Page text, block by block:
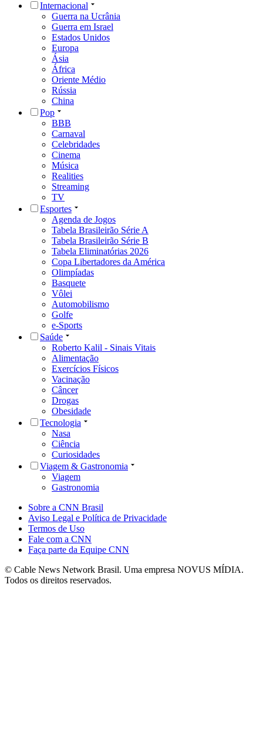
Internacional
Guerra na Ucrânia
Guerra em Israel
Estados Unidos
Europa
Ásia
África
Oriente Médio
Rússia
China
Pop
BBB
Carnaval
Celebridades
Cinema
Música
Realities
Streaming
TV
Esportes
Agenda de Jogos
Tabela Brasileirão Série A
Tabela Brasileirão Série B
Tabela Eliminatórias 2026
Copa Libertadores da América
Olimpíadas
Basquete
Vôlei
Automobilismo
Golfe
e-Sports
Saúde
Roberto Kalil - Sinais Vitais
Alimentação
Exercícios Físicos
Vacinação
Câncer
Drogas
Obesidade
Tecnologia
Nasa
Ciência
Curiosidades
Viagem & Gastronomia
Viagem
Gastronomia
Sobre a CNN Brasil
Aviso Legal e Política de Privacidade
Termos de Uso
Fale com a CNN
Faça parte da Equipe CNN
© Cable News Network Brasil. Uma empresa NOVUS MÍDIA.
Todos os direitos reservados.